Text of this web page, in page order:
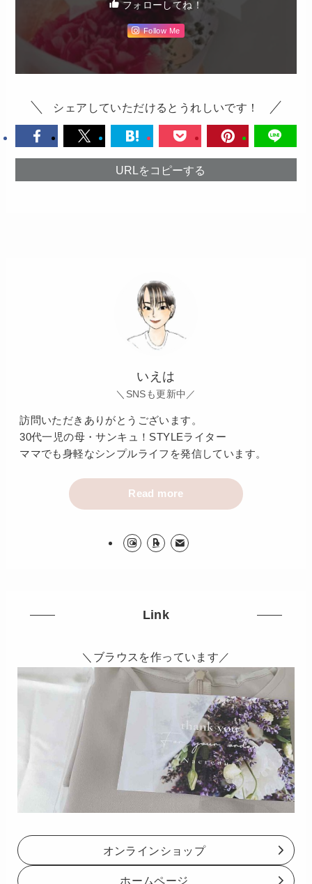
フォローしてね！
Follow Me
シェアしていただけるとうれしいです！
URLをコピーする
いえは
＼SNSも更新中／
訪問いただきありがとうございます。
30代一児の母・サンキュ！STYLEライター
ママでも身軽なシンプルライフを発信しています。
Read more
Link
＼ブラウスを作っています／
オンラインショップ
ホームページ